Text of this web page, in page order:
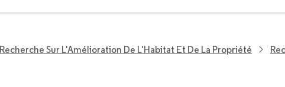
Recherche Sur L'Amélioration De L'Habitat Et De La Propriété